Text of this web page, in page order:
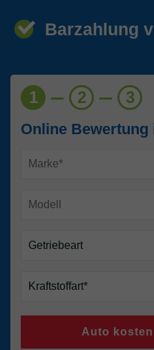
Barzahlung
1 2 3
Online Bewertung
Auto